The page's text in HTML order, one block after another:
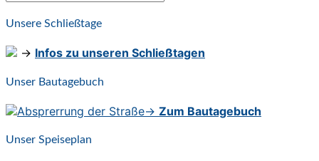
nach:
Unsere Schließtage
→ Infos zu unseren Schließtagen
Unser Bautagebuch
→ Zum Bautagebuch
Unser Speiseplan